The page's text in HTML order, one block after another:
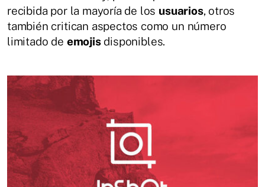
recibida por la mayoría de los usuarios, otros
también critican aspectos como un número
limitado de emojisdisponibles.